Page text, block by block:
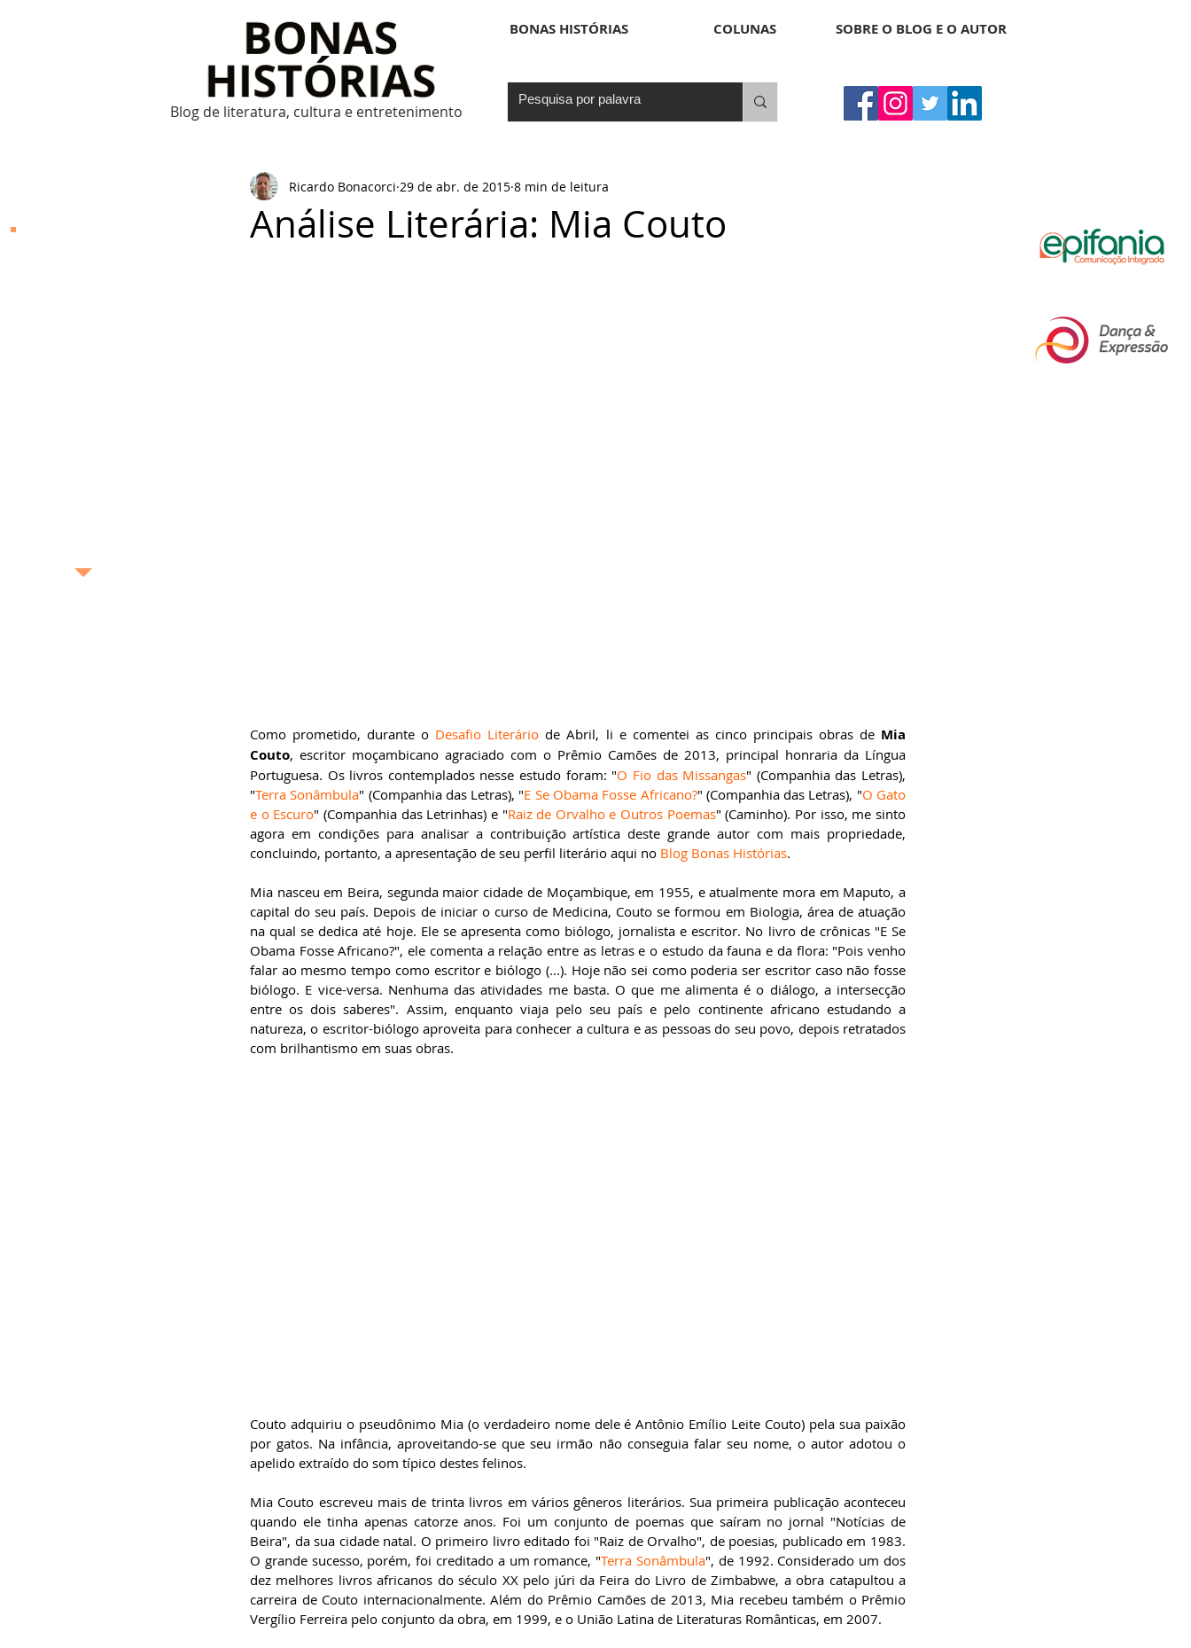
Blog de literatura, cultura e entretenimento
BONAS HISTÓRIAS COLUNAS SOBRE O BLOG E O AUTOR
Análise Literária: Mia Couto
Ricardo Bonacorci 29 de abr. de 2015 8 min de leitura
Como prometido, durante o Desafio Literário de Abril, li e comentei as cinco principais obras de Mia
Couto, escritor moçambicano agraciado com o Prêmio Camões de 2013, principal honraria da Língua
Portuguesa. Os livros contemplados nesse estudo foram: "O Fio das Missangas" (Companhia das Letras),
"Terra Sonâmbula" (Companhia das Letras), "E Se Obama Fosse Africano?" (Companhia das Letras), "O Gato
e o Escuro" (Companhia das Letrinhas) e "Raiz de Orvalho e Outros Poemas" (Caminho). Por isso, me sinto
agora em condições para analisar a contribuição artística deste grande autor com mais propriedade,
concluindo, portanto, a apresentação de seu perfil literário aqui no Blog Bonas Histórias.
Mia nasceu em Beira, segunda maior cidade de Moçambique, em 1955, e atualmente mora em Maputo, a
capital do seu país. Depois de iniciar o curso de Medicina, Couto se formou em Biologia, área de atuação
na qual se dedica até hoje. Ele se apresenta como biólogo, jornalista e escritor. No livro de crônicas "E Se
Obama Fosse Africano?", ele comenta a relação entre as letras e o estudo da fauna e da flora: "Pois venho
falar ao mesmo tempo como escritor e biólogo (...). Hoje não sei como poderia ser escritor caso não fosse
biólogo. E vice-versa. Nenhuma das atividades me basta. O que me alimenta é o diálogo, a intersecção
entre os dois saberes". Assim, enquanto viaja pelo seu país e pelo continente africano estudando a
natureza, o escritor-biólogo aproveita para conhecer a cultura e as pessoas do seu povo, depois retratados
com brilhantismo em suas obras.
Couto adquiriu o pseudônimo Mia (o verdadeiro nome dele é Antônio Emílio Leite Couto) pela sua paixão
por gatos. Na infância, aproveitando-se que seu irmão não conseguia falar seu nome, o autor adotou o
apelido extraído do som típico destes felinos.
Mia Couto escreveu mais de trinta livros em vários gêneros literários. Sua primeira publicação aconteceu
quando ele tinha apenas catorze anos. Foi um conjunto de poemas que saíram no jornal "Notícias de
Beira", da sua cidade natal. O primeiro livro editado foi "Raiz de Orvalho", de poesias, publicado em 1983.
O grande sucesso, porém, foi creditado a um romance, "Terra Sonâmbula", de 1992. Considerado um dos
dez melhores livros africanos do século XX pelo júri da Feira do Livro de Zimbabwe, a obra catapultou a
carreira de Couto internacionalmente. Além do Prêmio Camões de 2013, Mia recebeu também o Prêmio
Vergílio Ferreira pelo conjunto da obra, em 1999, e o União Latina de Literaturas Românticas, em 2007.